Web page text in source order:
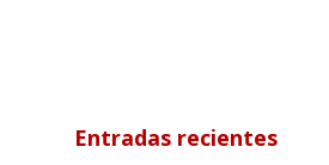
Entradas recientes